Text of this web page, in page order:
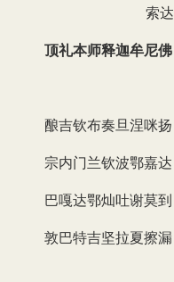
索
顶礼本师释迦牟尼佛
酿吉钦布奏旦涅
宗内门兰钦波鄂
巴嘎达鄂灿吐谢
敦巴特吉坚拉夏